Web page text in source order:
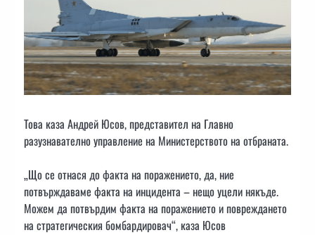
Това каза Андрей Юсов, представител на Главно
разузнавателно управление на Министерството на отбраната.
„Що се отнася до факта на поражението, да, ние
потвърждаваме факта на инцидента – нещо уцели някъде.
Можем да потвърдим факта на поражението и повреждането
на стратегическия бомбардировач“, каза Юсов